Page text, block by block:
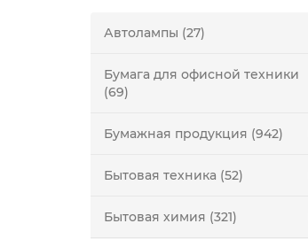
Автолампы (27)
Бумага для офисной техники
(69)
Бумажная продукция (942)
Бытовая техника (52)
Бытовая химия (321)